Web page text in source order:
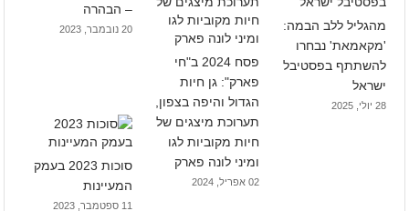
מהגליל ללב הבמה:
'מקאמאת' נבחרו
להשתתף בפסטיבל
ישראל
28 יולי, 2025
פסח 2024 ב"חי
פארק": גן חיות
הגדול והיפה בצפון,
תערוכת מיצגים של
חיות מקוביות לגו
ומיני לונה פארק
02 אפריל, 2024
– הבהרה
20 נובמבר, 2023
סוכות 2023 בעמק
המעיינות
11 ספטמבר, 2023